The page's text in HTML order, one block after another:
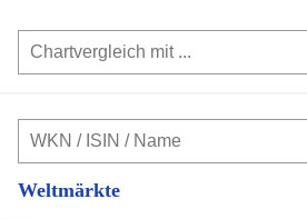
Weltmärkte